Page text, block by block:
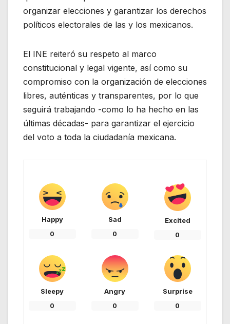
organizar elecciones y garantizar los derechos
políticos electorales de las y los mexicanos.
El INE reiteró su respeto al marco
constitucional y legal vigente, así como su
compromiso con la organización de elecciones
libres, auténticas y transparentes, por lo que
seguirá trabajando -como lo ha hecho en las
últimas décadas- para garantizar el ejercicio
del voto a toda la ciudadanía mexicana.
Happy
0
Sad
0
Excited
0
Sleepy
0
Angry
0
Surprise
0